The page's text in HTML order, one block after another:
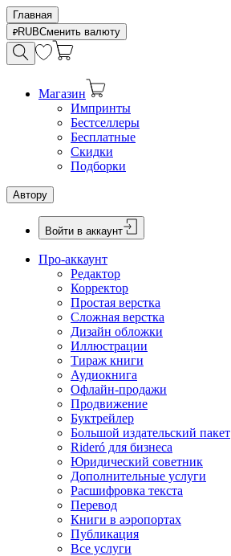
Главная
RUBСменить валюту
Магазин
Импринты
Бестселлеры
Бесплатные
Скидки
Подборки
Автору
Войти в аккаунт
Про-аккаунт
Редактор
Корректор
Простая верстка
Сложная верстка
Дизайн обложки
Иллюстрации
Тираж книги
Аудиокнига
Офлайн-продажи
Продвижение
Буктрейлер
Большой издательский пакет
Rideró для бизнеса
Юридический советник
Дополнительные услуги
Расшифровка текста
Перевод
Книги в аэропортах
Публикация
Все услуги